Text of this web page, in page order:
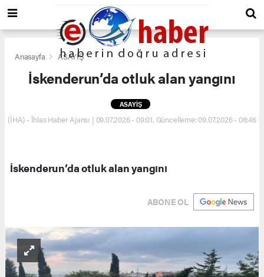
Anasayfa ASAYİŞ
İskenderun’da otluk alan yangını
ASAYİŞ
(İHA) - İhlas Haber Ajansı | 09.07.2026 - 09:01, Güncelleme: 09.07.2026 - 08:46
İskenderun’da otluk alan yangını
ABONE OL